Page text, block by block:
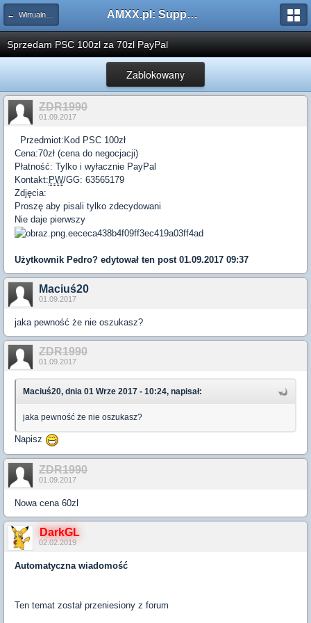
← Wirtualna gotówka AMXX.pl: Support AMX Mod X i SourceMod
Sprzedam PSC 100zl za 70zl PayPal
Zablokowany
ZDR1990
01.09.2017
Przedmiot:Kod PSC 100zł
Cena:70zł (cena do negocjacji)
Płatność: Tylko i wyłacznie PayPal
Kontakt: PW/GG: 63565179
Zdjęcia:
Proszę aby pisali tylko zdecydowani
Nie daje pierwszy
Użytkownik Pedro? edytował ten post 01.09.2017 09:37
Maciuś20
01.09.2017
jaka pewność że nie oszukasz?
ZDR1990
01.09.2017
Maciuś20, dnia 01 Wrze 2017 - 10:24, napisał:
jaka pewność że nie oszukasz?
Napisz
ZDR1990
01.09.2017
Nowa cena 60zl
DarkGL
02.02.2019
Automatyczna wiadomość
Ten temat został przeniesiony z forum